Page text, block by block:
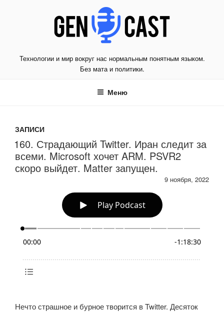
Технологии и мир вокруг нас нормальным понятным языком.
Без мата и политики.
Меню
ЗАПИСИ
160. Страдающий Twitter. Иран следит за
всеми. Microsoft хочет ARM. PSVR2
скоро выйдет. Matter запущен.
9 ноября, 2022
Нечто страшное и бурное творится в Twitter. Десяток